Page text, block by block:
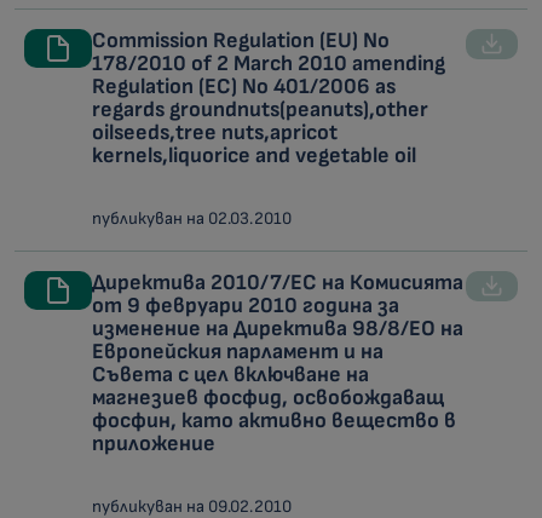
Commission Regulation (EU) No
178/2010 of 2 March 2010 amending
Regulation (EC) No 401/2006 as
regards groundnuts(peanuts),other
oilseeds,tree nuts,apricot
kernels,liquorice and vegetable oil
публикуван на 02.03.2010
Директива 2010/7/ЕС на Комисията
от 9 февруари 2010 година за
изменение на Директива 98/8/ЕО на
Европейския парламент и на
Съвета с цел включване на
магнезиев фосфид, освобождаващ
фосфин, като активно вещество в
приложение
публикуван на 09.02.2010